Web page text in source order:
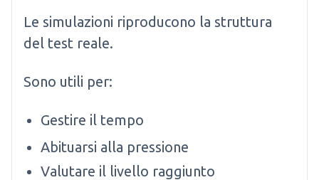
Le simulazioni riproducono la struttura
del test reale.
Sono utili per:
Gestire il tempo
Abituarsi alla pressione
Valutare il livello raggiunto